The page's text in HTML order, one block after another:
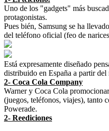
Uno de los "gadgets" más
protagonistas.
Pues bién, Samsung se ha
del teléfono oficial (feo de
Está expresamente diseñado
distribuido en España a partir del
2- Coca Cola Company
Warner y Coca Cola
(juegos, teléfonos, viajes), tanto
Powerade.
2- Reediciones